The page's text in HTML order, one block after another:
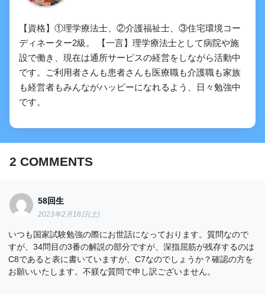
【資格】①理学療法士、②介護福祉士、③住宅環境コー
ディネーター2級。 【一言】理学療法士として病院や施
設で働き、現在は通所サービスの経営をしながら活動中
です。ご利用者さんも患者さんも医療職も介護職も家族
も経営者もみんながハッピーになれるよう、日々勉強中
です。
2 COMMENTS
58回生
2023年2月18日(土)
いつも国家試験勉強の際にお世話になっております。質問なので
すが、34問目の3番の解説の部分ですが、深指屈筋が残存するのは
C8であると表に書いていますが、C7なのでしょうか？確認の方を
お願いいたします。不躾な質問で申し訳ございません。